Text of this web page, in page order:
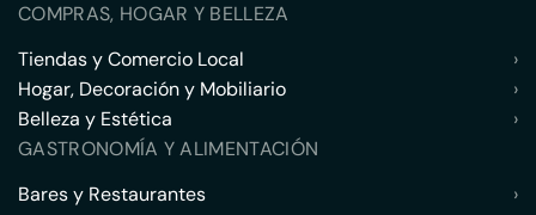
COMPRAS, HOGAR Y BELLEZA
Tiendas y Comercio Local
›
Hogar, Decoración y Mobiliario
›
Belleza y Estética
›
GASTRONOMÍA Y ALIMENTACIÓN
Bares y Restaurantes
›